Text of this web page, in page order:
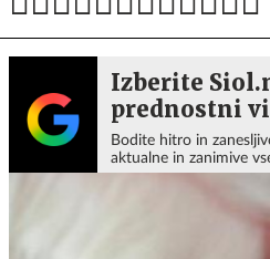
Izberite
prednostni
Bodite hitro in
aktualne in zanimive